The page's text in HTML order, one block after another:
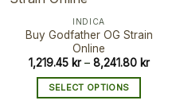
INDICA
Buy Godfather OG Strain
Online
1,219.45 kr – 8,241.80 krPrice
SELECT OPTIONS